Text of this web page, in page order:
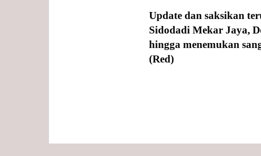
Update dan saksikan
Sidodadi Mekar Jaya,
hingga menemukan
(Red)